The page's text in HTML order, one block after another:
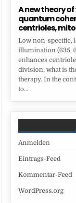
A new theory
quantum
centrioles,
Low non-specific,
illumination (635,
enhances
division, what is
therapy. In the
to...
Anmelden
Eintrags-Feed
Kommentar-Feed
WordPress.org